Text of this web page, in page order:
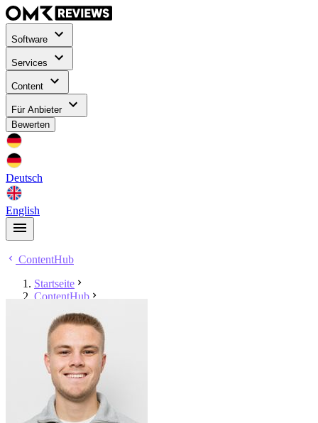
Software
Services
Content
Für Anbieter
Bewerten
Deutsch
English
ContentHub
Startseite
ContentHub